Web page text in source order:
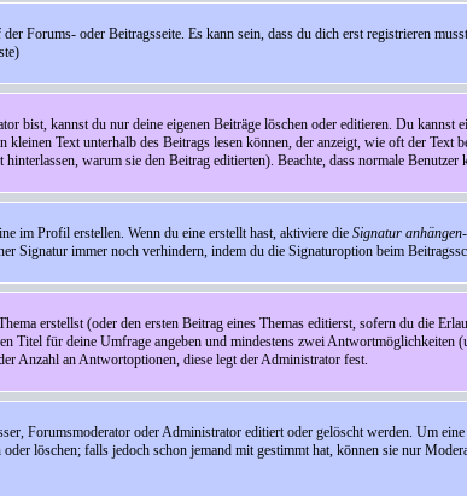
Forums- oder Beitragsseite. Es kann sein, dass du dich erst registrieren
bist, kannst du nur deine eigenen Beiträge löschen oder editieren. Du
kleinen Text unterhalb des Beitrags lesen können, der anzeigt, wie oft der
warum sie den Beitrag editierten). Beachte, dass normale
im Profil erstellen. Wenn du eine erstellt hast, aktiviere die Signatur anhängen
Signatur immer noch verhindern, indem du die Signaturoption beim
erstellst (oder den ersten Beitrag eines Themas editierst, sofern du die
Titel für deine Umfrage angeben und mindestens zwei Antwortmöglichkeiten
Anzahl an Antwortoptionen, diese legt der Administrator fest.
Forumsmoderator oder Administrator editiert oder gelöscht werden. Um
löschen; falls jedoch schon jemand mit gestimmt hat, können sie nur